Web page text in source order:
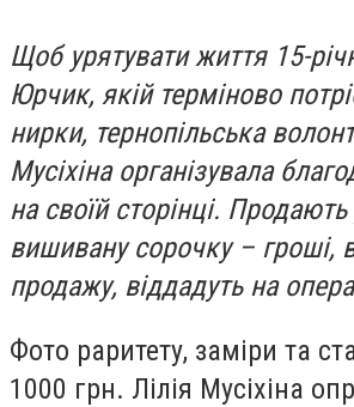
Щоб урятувати життя 15-
Юрчик, якій терміново
нирки, тернопільська
Мусіхіна організувала
на своїй сторінці.
вишивану сорочку – гроші,
продажу, віддадуть на
Фото раритету, заміри та
1000 грн. Лілія Мусіхіна